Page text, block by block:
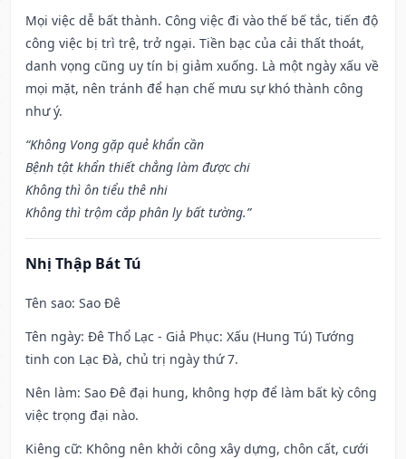
Mọi việc dễ bất thành. Công việc đi vào thế bế tắc, tiến độ
công việc bị trì trệ, trở ngại. Tiền bạc của cải thất thoát,
danh vọng cũng uy tín bị giảm xuống. Là một ngày xấu về
mọi mặt, nên tránh để hạn chế mưu sự khó thành công
như ý.
“Không Vong gặp quẻ khẩn cần
Bệnh tật khẩn thiết chẳng làm được chi
Không thì ôn tiểu thê nhi
Không thì trộm cắp phân ly bất tường.”
Nhị Thập Bát Tú
Tên sao: Sao Đê
Tên ngày: Đê Thổ Lạc - Giả Phục: Xấu (Hung Tú) Tướng
tinh con Lạc Đà, chủ trị ngày thứ 7.
Nên làm: Sao Đê đại hung, không hợp để làm bất kỳ công
việc trọng đại nào.
Kiêng cữ: Không nên khởi công xây dựng, chôn cất, cưới